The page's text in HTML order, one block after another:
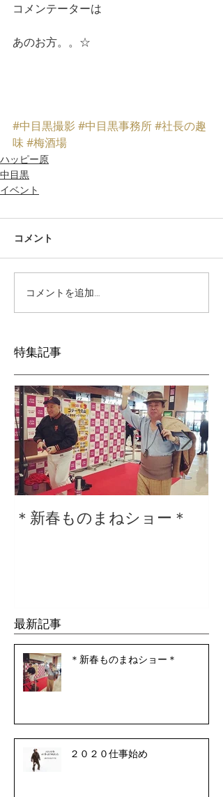
コメンテーターは
あのお方。。☆
#中目黒撮影 #中目黒事務所#社長の趣
味 #梅酒場
ハッピー原
中目黒
イベント
コメント
コメントを追加…
特集記事
＊新春ものまねショー＊
最新記事
＊新春ものまねショー＊
２０２０仕事始め